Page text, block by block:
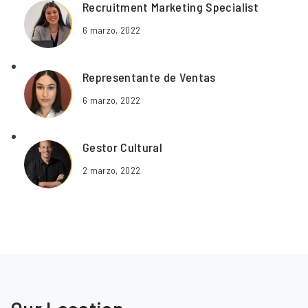
Recruitment Marketing Specialist
6 marzo, 2022
Representante de Ventas
6 marzo, 2022
Gestor Cultural
2 marzo, 2022